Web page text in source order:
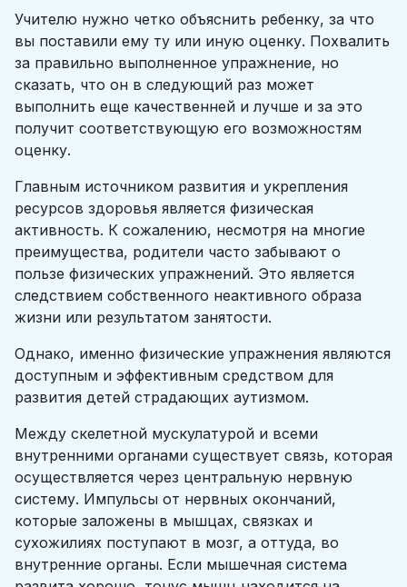
Учителю нужно четко объяснить ребенку, за что
вы поставили ему ту или иную оценку. Похвалить
за правильно выполненное упражнение, но
сказать, что он в следующий раз может
выполнить еще качественней и лучше и за это
получит соответствующую его возможностям
оценку.
Главным источником развития и укрепления
ресурсов здоровья является физическая
активность. К сожалению, несмотря на многие
преимущества, родители часто забывают о
пользе физических упражнений. Это является
следствием собственного неактивного образа
жизни или результатом занятости.
Однако, именно физические упражнения являются
доступным и эффективным средством для
развития детей страдающих аутизмом.
Между скелетной мускулатурой и всеми
внутренними органами существует связь, которая
осуществляется через центральную нервную
систему. Импульсы от нервных окончаний,
которые заложены в мышцах, связках и
сухожилиях поступают в мозг, а оттуда, во
внутренние органы. Если мышечная система